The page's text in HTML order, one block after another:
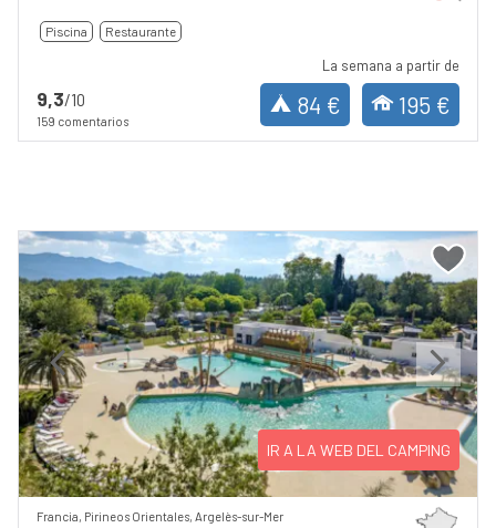
Piscina Restaurante
9,3/10
159 comentarios
La semana a partir de
84 € 195 €
Previous Next
IR A LA WEB DEL CAMPING
Francia, Pirineos Orientales, Argelès-sur-Mer